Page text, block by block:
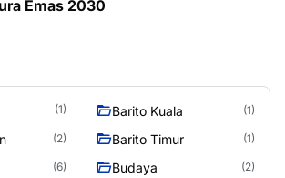
Emas 2030
(1) Barito Kuala (1)
(2) Barito Timur (1)
(6) Budaya (2)